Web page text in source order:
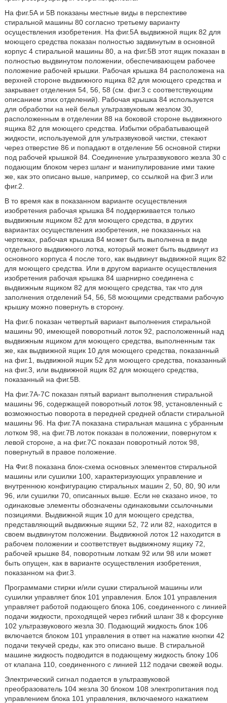
На фиг.5А и 5В показаны местные виды в перспективе
стиральной машины 80 согласно третьему варианту
осуществления изобретения. На фиг.5А выдвижной ящик 82 для
моющего средства показан полностью задвинутым в основной
корпус 4 стиральной машины 80, а на фиг.5В этот ящик показан в
полностью выдвинутом положении, обеспечивающем рабочее
положение рабочей крышки. Рабочая крышка 84 расположена на
верхней стороне выдвижного ящика 82 для моющего средства и
закрывает отделения 54, 56, 58 (см. фиг.3 с соответствующим
описанием этих отделений). Рабочая крышка 84 используется
для обработки на ней белья ультразвуковым жезлом 30,
расположенным в отделении 88 на боковой стороне выдвижного
ящика 82 для моющего средства. Избытки обрабатывающей
жидкости, используемой для ультразвуковой чистки, стекают
через отверстие 86 и попадают в отделение 56 основной стирки
под рабочей крышкой 84. Соединение ультразвукового жезла 30 с
подающим блоком через шланг и манипулирование ими такие
же, как это описано выше, например, со ссылкой на фиг.3 или
фиг.2.
В то время как в показанном варианте осуществления
изобретения рабочая крышка 84 поддерживается только
выдвижным ящиком 82 для моющего средства, в других
вариантах осуществления изобретения, не показанных на
чертежах, рабочая крышка 84 может быть выполнена в виде
отдельного выдвижного лотка, который может быть выдвинут из
основного корпуса 4 после того, как выдвинут выдвижной ящик 82
для моющего средства. Или в другом варианте осуществления
изобретения рабочая крышка 84 шарнирно соединена с
выдвижным ящиком 82 для моющего средства, так что для
заполнения отделений 54, 56, 58 моющими средствами рабочую
крышку можно повернуть в сторону.
На фиг.6 показан четвертый вариант выполнения стиральной
машины 90, имеющей поворотный лоток 92, расположенный над
выдвижным ящиком для моющего средства, выполненным так
же, как выдвижной ящик 10 для моющего средства, показанный
на фиг.1, выдвижной ящик 52 для моющего средства, показанный
на фиг.3, или выдвижной ящик 82 для моющего средства,
показанный на фиг.5В.
На фиг.7А-7С показан пятый вариант выполнения стиральной
машины 96, содержащей поворотный лоток 98, установленный с
возможностью поворота в передней средней области стиральной
машины 96. На фиг.7А показана стиральная машина с убранным
лотком 98, на фиг.7В лоток показан в положении, повернутом к
левой стороне, а на фиг.7С показан поворотный лоток 98,
повернутый в правое положение.
На Фиг.8 показана блок-схема основных элементов стиральной
машины или сушилки 100, характеризующих управление и
внутреннюю конфигурацию стиральных машин 2, 50, 80, 90 или
96, или сушилки 70, описанных выше. Если не сказано иное, то
одинаковые элементы обозначены одинаковыми ссылочными
позициями. Выдвижной ящик 10 для моющего средства,
представляющий выдвижные ящики 52, 72 или 82, находится в
своем выдвинутом положении. Выдвижной лоток 12 находится в
рабочем положении и соответствует выдвижному ящику 72,
рабочей крышке 84, поворотным лоткам 92 или 98 или может
быть опущен, как в варианте осуществления изобретения,
показанном на фиг.3.
Программами стирки и/или сушки стиральной машины или
сушилки управляет блок 101 управления. Блок 101 управления
управляет работой подающего блока 106, соединенного с линией
подачи жидкости, проходящей через гибкий шланг 38 к форсунке
102 ультразвукового жезла 30. Подающий жидкость блок 106
включается блоком 101 управления в ответ на нажатие кнопки 42
подачи текучей среды, как это описано выше. В стиральной
машине жидкость подводится в подающему жидкость блоку 106
от клапана 110, соединенного с линией 112 подачи свежей воды.
Электрический сигнал подается в ультразвуковой
преобразователь 104 жезла 30 блоком 108 электропитания под
управлением блока 101 управления, включаемого нажатием